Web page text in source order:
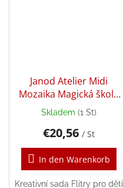
Janod Atelier Midi
Mozaika Magická škola
Výroba šperků
Skladem (1 St)
€20,56 / St
In den Warenkorb
Kreativní sada Flitry pro děti